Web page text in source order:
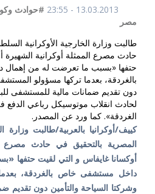
13.03.2013 - 23:55 #حوادث
مصر
طالبت وزارة الخارجية الأوكرانية
حادث مصرع الممثلة أوكرانية الشهيرة
حتفها «بسبب ما تعرضت له من
بالغردقة، بعدما تركها مسؤولو
دون تقديم ضمانات مالية للمستشفى
لحادث انقلاب موتوسيكل رباعي
الغردقة». كما ورد عن المصدر.
كييف/أوكرانيا بالعربية/طالبت وزارة
المصرية بالتحقيق في حادث مصرع
أوكسانا غايفاس و التي لقيت حتفها
داخل مستشفى خاص بالغردقة،
وشركتا السياحة والتأمين دون تقديم